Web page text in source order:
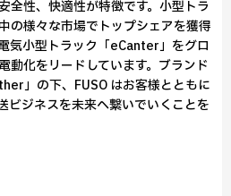
全性、快適性が特徴です。小型トラ
の様々な市場でトップシェアを獲得
気小型トラック「eCanter」をグロ
動化をリードしています。ブランド
」の下、FUSO はお客様とともに
ビジネスを未来へ繋いでいくことを